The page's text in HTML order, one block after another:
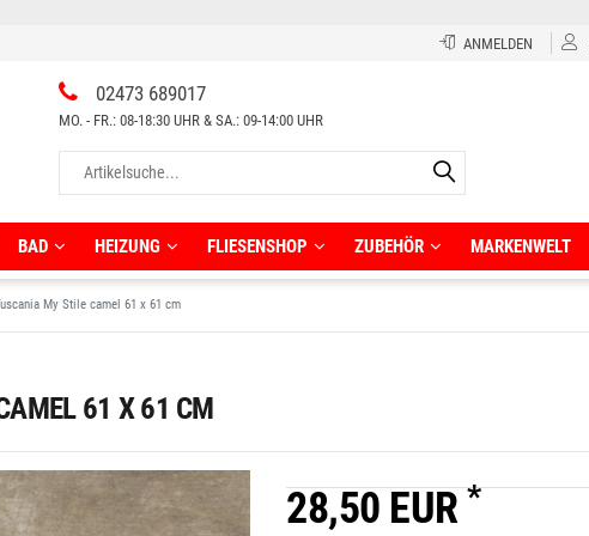
ANMELDEN
02473 689017
MO. - FR.: 08-18:30 UHR & SA.: 09-14:00 UHR
BAD
Badewannen
Rollschränke
Sonstiges
HEIZUNG FLIESENSHOP
2 cm
Wandfliesen
ZUBEHÖR MARKENWELT
My Stile camel 61 x 61 cm
61 X 61 CM
28,50 EUR *